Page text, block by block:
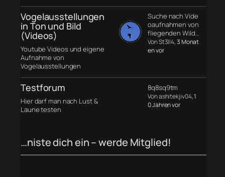
Vogelausstellungen
in Ton und Bild
(Videos)
Youtube Videos und eigene
Aufnahme von
Vogelausstellungen
Suche nach Vide
oaufnahmen von
fliegenden Wild…
Von St3ll4, 3 Monat
en vor
Testforum
Hier darf man nach Lust &
Laune testen
8q8sq9tm
Von ashitekjiv04, 1
0 Jahren vor
…niste dich ein – werde Mitglied!